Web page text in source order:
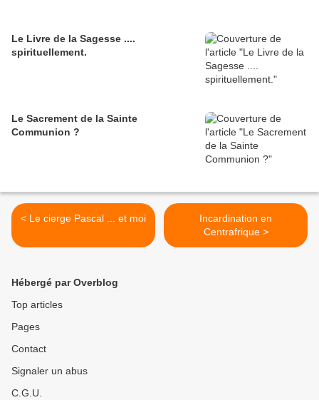
Le Livre de la Sagesse ....
spirituellement.
Le Sacrement de la Sainte
Communion ?
< Le cierge Pascal ... et moi
Incardination en
Centrafrique >
Hébergé par Overblog
Top articles
Pages
Contact
Signaler un abus
C.G.U.